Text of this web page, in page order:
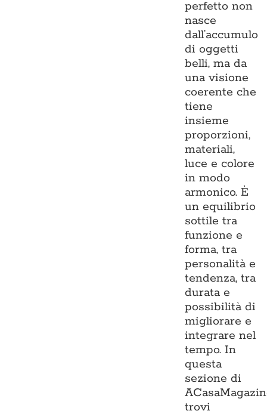
perfetto non
nasce
dall’accumulo
di oggetti
belli, ma da
una visione
coerente che
tiene
insieme
proporzioni,
materiali,
luce e colore
in modo
armonico. È
un equilibrio
sottile tra
funzione e
forma, tra
personalità e
tendenza, tra
durata e
possibilità di
migliorare e
integrare nel
tempo. In
questa
sezione di
trovi